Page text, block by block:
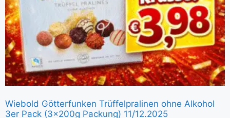
Wiebold Götterfunken Trüffelpralinen ohne Alkohol
3er Pack (3x200g Packung) 11/12.2025